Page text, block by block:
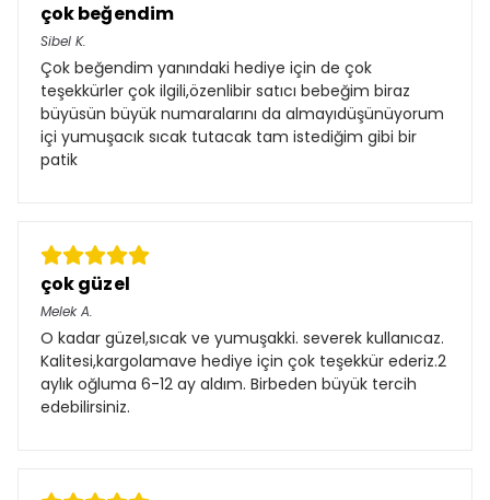
çok beğendim
Sibel K.
Çok beğendim yanındaki hediye için de çok
teşekkürler çok ilgili,özenlibir satıcı bebeğim biraz
büyüsün büyük numaralarını da almayıdüşünüyorum
içi yumuşacık sıcak tutacak tam istediğim gibi bir
patik
çok güzel
Melek A.
O kadar güzel,sıcak ve yumuşakki. severek kullanıcaz.
Kalitesi,kargolamave hediye için çok teşekkür ederiz.2
aylık oğluma 6-12 ay aldım. Birbeden büyük tercih
edebilirsiniz.